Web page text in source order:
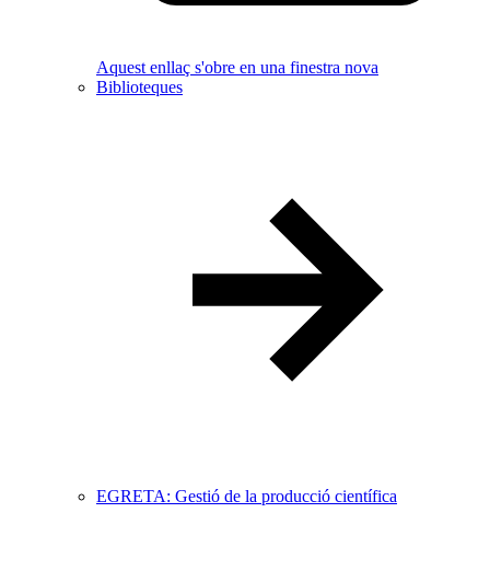
Aquest enllaç s'obre en una finestra nova
Biblioteques
EGRETA: Gestió de la producció científica